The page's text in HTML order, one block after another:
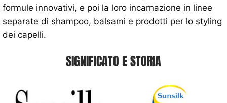
formule innovativi, e poi la loro incarnazione in linee
separate di shampoo, balsami e prodotti per lo styling
dei capelli.
SIGNIFICATO E STORIA